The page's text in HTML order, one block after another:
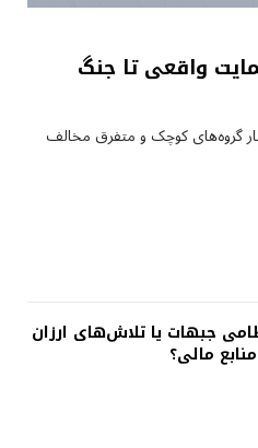
واقعی تا جنگ
گروه‌های کوچک و متفرق مخالف
جبهات یا تلاش‌های ارزان
مالی؟